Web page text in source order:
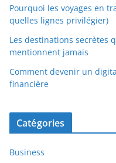
Pourquoi les voyages en
quelles lignes privilégier)
Les destinations secrètes
mentionnent jamais
Comment devenir un
financière
Catégories
Business